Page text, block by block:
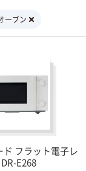
ーブン
ド フラット電子レ
DR-E268